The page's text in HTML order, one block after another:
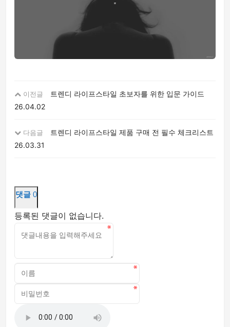
이전글
트렌디 라이프스타일 초보자를 위한 입문 가이드
26.04.02
다음글
트렌디 라이프스타일 제품 구매 전 필수 체크리스트
26.03.31
댓글 0
등록된 댓글이 없습니다.